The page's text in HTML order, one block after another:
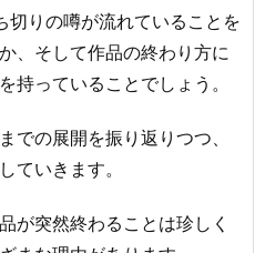
りの噂が流れていることを
、そして作品の終わり方に
持っていることでしょう。
での展開を振り返りつつ、
ていきます。
が突然終わることは珍しく